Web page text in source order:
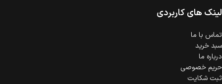
لینک های کاربردی
تماس با ما
سبد خرید
درباره ما
حریم خصوصی
ثبت شکایت